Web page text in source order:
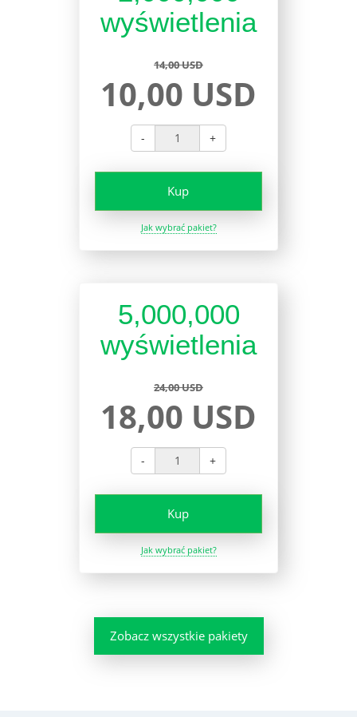
wyświetlenia
14,00 USD
10,00 USD
- +
Kup
Jak wybrać pakiet?
5,000,000
wyświetlenia
24,00 USD
18,00 USD
- +
Kup
Jak wybrać pakiet?
Zobacz wszystkie pakiety